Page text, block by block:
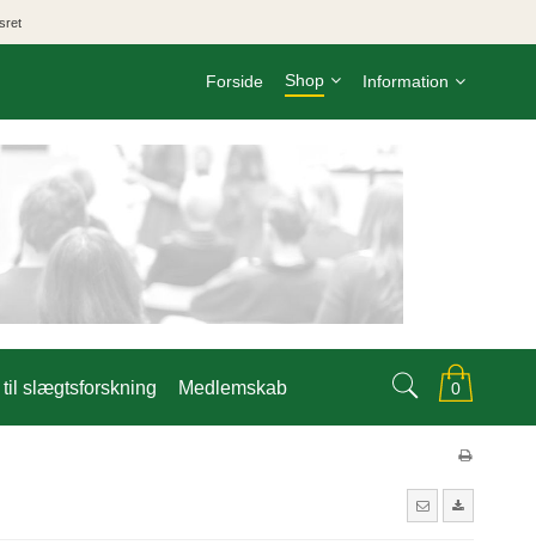
Forside Shop Information
0
slægtsforskning Medlemskab